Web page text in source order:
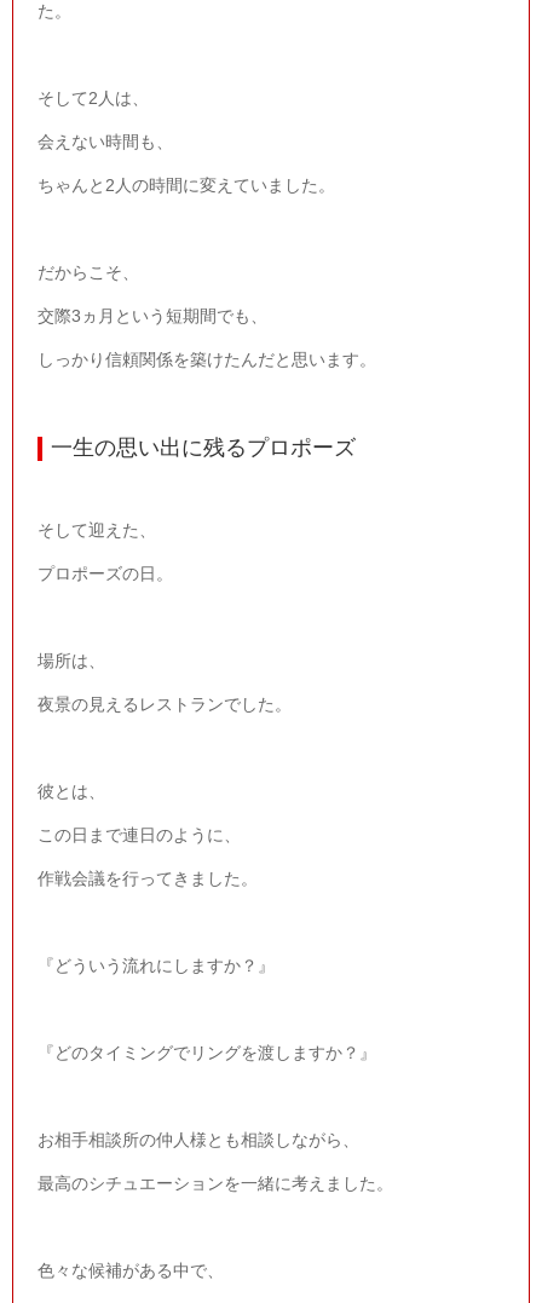
た。
そして2 人は、
会えない時間も、
ちゃんと 2 人の時間に変えていました。
だからこそ、
交際3 ヵ月という短期間でも、
しっかり信頼関係を築けたんだと思います。
一生の思い出に残るプロポーズ
そして迎えた、
プロポーズの日。
場所は、
夜景の見えるレストランでした。
彼とは、
この日まで連日のように、
作戦会議を行ってきました。
『どういう流れにしますか？』
『どのタイミングでリングを渡しますか？』
お相手相談所の仲人様とも相談しながら、
最高のシチュエーションを一緒に考えました。
色々な候補がある中で、